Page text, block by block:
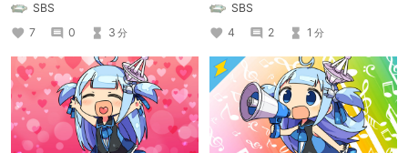
SBS
7
0 3 分
SBS
4
2 1 分